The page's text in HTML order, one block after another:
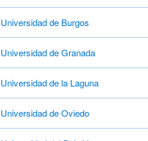
Universidad de Burgos
Universidad de Granada
Universidad de la Laguna
Universidad de Oviedo